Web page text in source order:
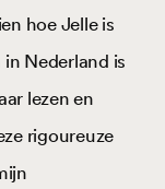
hoe Jelle is
Nederland is
lezen en
rigoureuze